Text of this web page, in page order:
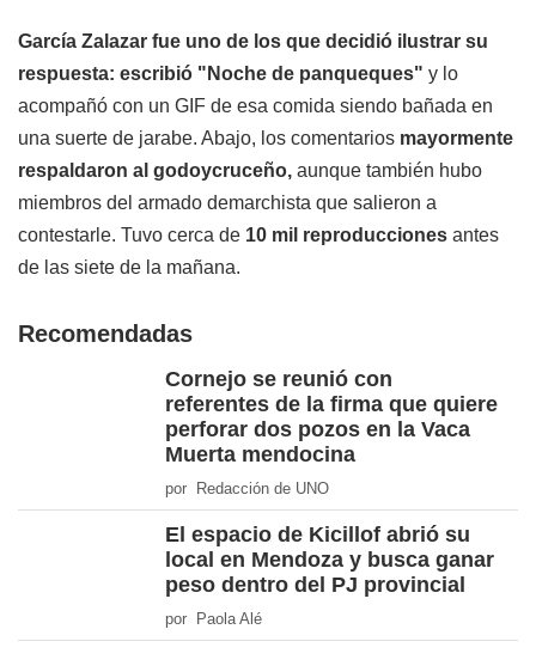
García Zalazar fue uno de los que decidió ilustrar su
respuesta: escribió "Noche de panqueques" y lo
acompañó con un GIF de esa comida siendo bañada en
una suerte de jarabe. Abajo, los comentarios mayormente
respaldaron al godoycruceño, aunque también hubo
miembros del armado demarchista que salieron a
contestarle. Tuvo cerca de 10 mil reproducciones antes
de las siete de la mañana.
Recomendadas
Cornejo se reunió con
referentes de la firma que quiere
perforar dos pozos en la Vaca
Muerta mendocina
por Redacción de UNO
El espacio de Kicillof abrió su
local en Mendoza y busca ganar
peso dentro del PJ provincial
por Paola Alé